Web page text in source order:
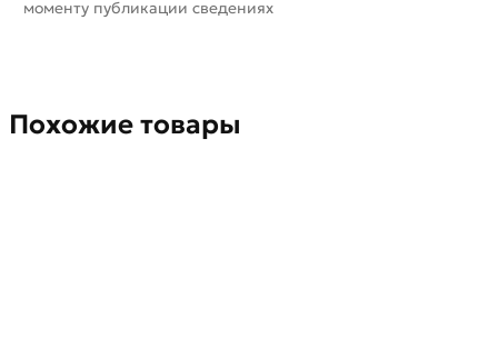
моменту публикации сведениях
Похожие товары